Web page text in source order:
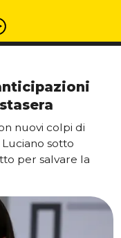
nuovi colpi di
sotto
per salvare la